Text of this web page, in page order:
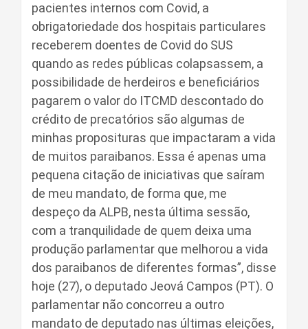
pacientes internos com Covid, a
obrigatoriedade dos hospitais particulares
receberem doentes de Covid do SUS
quando as redes públicas colapsassem, a
possibilidade de herdeiros e beneficiários
pagarem o valor do ITCMD descontado do
crédito de precatórios são algumas de
minhas proposituras que impactaram a vida
de muitos paraibanos. Essa é apenas uma
pequena citação de iniciativas que saíram
de meu mandato, de forma que, me
despeço da ALPB, nesta última sessão,
com a tranquilidade de quem deixa uma
produção parlamentar que melhorou a vida
dos paraibanos de diferentes formas”, disse
hoje (27), o deputado Jeová Campos (PT). O
parlamentar não concorreu a outro
mandato de deputado nas últimas eleições,